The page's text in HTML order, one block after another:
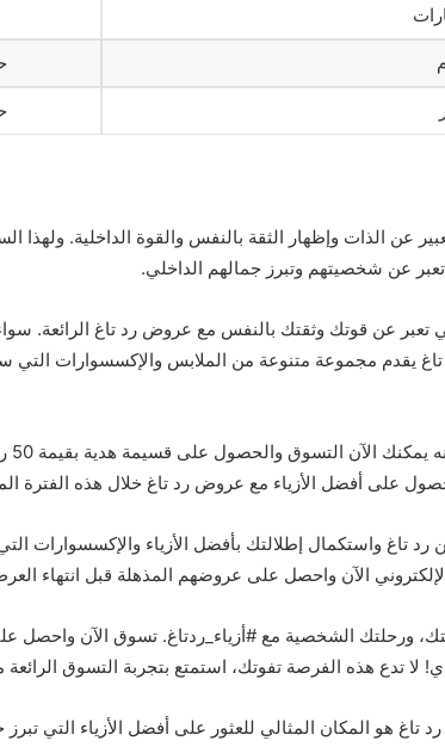
عن الذات وإظهار الثقة بالنفس والقوة الداخلية.
تعبر عن شخصيتهم وتبرز جمالهم الداخلي.
تعبر عن قوتك وثقتك بالنفس مع عروض رد تاغ الرائعة.
يقدم مجموعة متنوعة من الملابس والإكسسوارات التي
على أفضل الأزياء مع عروض رد تاغ خلال هذه الفترة
رد تاغ واستكمال إطلالتك بأفضل الأزياء
الآن واحصل على عروضهم المذهلة قبل انتهاء
تاغ هو المكان المثالي للعثور على أفضل الأزياء التي